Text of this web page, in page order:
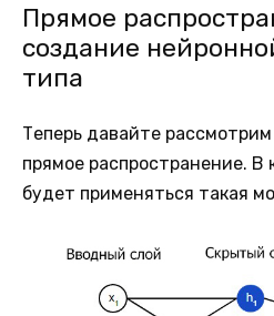
Прямое
создание
типа
Теперь давайте
прямое распространение. В
будет применяться такая